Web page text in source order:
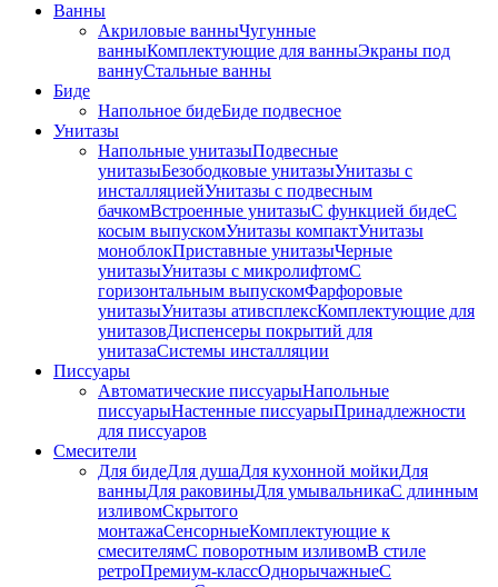
Ванны
Акриловые ванныЧугунные
ванныКомплектующие для ванныЭкраны под
ваннуСтальные ванны
Биде
Напольное бидеБиде пoдвеснoе
Унитазы
Напольные унитазыПодвесные
унитазыБезободковые унитазыУнитазы с
инсталляциейУнитазы с подвесным
бачкомВстроенные унитазыС функцией бидеС
косым выпускомУнитазы компактУнитазы
моноблокПриставные унитазыЧерные
унитазыУнитазы с микролифтомC
горизонтальным выпускомФарфоровые
унитазыУнитазы ативсплексКомплектующие для
унитазовДиспенсеры покрытий для
унитазаСистемы инсталляции
Писсуары
Автоматические писсуарыНапольные
писсуарыНастенные писсуарыПринадлежности
для писсуаров
Смесители
Для бидеДля душаДля кухонной мойкиДля
ванныДля раковиныДля умывальникаС длинным
изливомСкрытого
монтажаСенсорныеКомплектующие к
смесителямС поворотным изливомВ стиле
ретроПремиум-классОднорычажныеС